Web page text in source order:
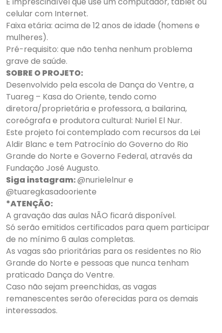
celular com Internet.
Faixa etária: acima de 12 anos de idade (homens e
mulheres).
Pré-requisito: que não tenha nenhum problema
grave de saúde.
SOBRE O PROJETO:
Desenvolvido pela escola de Dança do Ventre, a
Tuareg – Kasa do Oriente, tendo como
diretora/proprietária e professora, a bailarina,
coreógrafa e produtora cultural: Nuriel El Nur.
Este projeto foi contemplado com recursos da Lei
Aldir Blanc e tem Patrocínio do Governo do Rio
Grande do Norte e Governo Federal, através da
Fundação José Augusto.
Siga instagram:@nurielelnur e
@tuaregkasadooriente
*ATENÇÃO:
A gravação das aulas NÃO ficará disponível.
Só serão emitidos certificados para quem participar
de no mínimo 6 aulas completas.
As vagas são prioritárias para os residentes no Rio
Grande do Norte e pessoas que nunca tenham
praticado Dança do Ventre.
Caso não sejam preenchidas, as vagas
remanescentes serão oferecidas para os demais
interessados.